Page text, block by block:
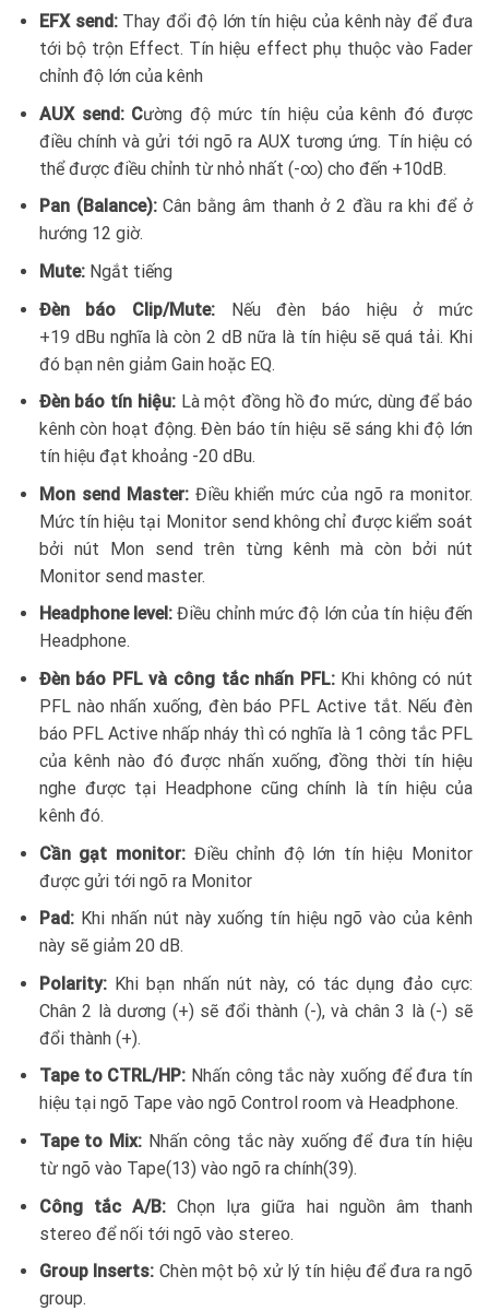
EFX send:Thay đổi độ lớn tín hiệu của kênh này để đưa
tới bộ trộn Effect. Tín hiệu effect phụ thuộc vào Fader
chỉnh độ lớn của kênh
AUX send: Cường độ mức tín hiệu của kênh đó được
điều chính và gửi tới ngõ ra AUX tương ứng. Tín hiệu có
thể được điều chỉnh từ nhỏ nhất (-∞) cho đến +10dB.
Pan (Balance):Cân bằng âm thanh ở 2 đầu ra khi để ở
hướng 12 giờ.
Mute:Ngắt tiếng
Đèn báo Clip/Mute: Nếu đèn báo hiệu ở mức
+19 dBu nghĩa là còn 2 dB nữa là tín hiệu sẽ quá tải. Khi
đó bạn nên giảm Gain hoặc EQ.
Đèn báo tín hiệu:Là một đồng hồ đo mức, dùng để báo
kênh còn hoạt động. Đèn báo tín hiệu sẽ sáng khi độ lớn
tín hiệu đạt khoảng -20 dBu.
Mon send Master: Điều khiển mức của ngõ ra monitor.
Mức tín hiệu tại Monitor send không chỉ được kiểm soát
bởi nút Mon send trên từng kênh mà còn bởi nút
Monitor send master.
Headphone level:Điều chỉnh mức độ lớn của tín hiệu đến
Headphone.
Đèn báo PFL và công tắc nhấn PFL:Khi không có nút
PFL nào nhấn xuống, đèn báo PFL Active tắt. Nếu đèn
báo PFL Active nhấp nháy thì có nghĩa là 1 công tắc PFL
của kênh nào đó được nhấn xuống, đồng thời tín hiệu
nghe được tại Headphone cũng chính là tín hiệu của
kênh đó.
Cần gạt monitor: Điều chỉnh độ lớn tín hiệu Monitor
được gửi tới ngõ ra Monitor
Pad:Khi nhấn nút này xuống tín hiệu ngõ vào của kênh
này sẽ giảm 20 dB.
Polarity: Khi bạn nhấn nút này, có tác dụng đảo cực:
Chân 2 là dương (+) sẽ đổi thành (-), và chân 3 là (-) sẽ
đổi thành (+).
Tape to CTRL/HP: Nhấn công tắc này xuống để đưa tín
hiệu tại ngõ Tape vào ngõ Control room và Headphone.
Tape to Mix:Nhấn công tắc này xuống để đưa tín hiệu
từ ngõ vào Tape(13) vào ngõ ra chính(39).
Công tắc A/B: Chọn lựa giữa hai nguồn âm thanh
stereo để nối tới ngõ vào stereo.
Group Inserts: Chèn một bộ xử lý tín hiệu để đưa ra ngõ
group.